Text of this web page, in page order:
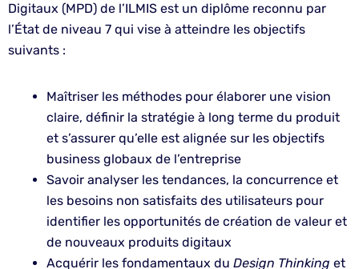
Digitaux (MPD) de l’ILMIS est un diplôme reconnu par
l’État de niveau 7 qui vise à atteindre les objectifs
suivants :
Maîtriser les méthodes pour élaborer une vision
claire, définir la stratégie à long terme du produit
et s’assurer qu’elle est alignée sur les objectifs
business globaux de l’entreprise
Savoir analyser les tendances, la concurrence et
les besoins non satisfaits des utilisateurs pour
identifier les opportunités de création de valeur et
de nouveaux produits digitaux
Acquérir les fondamentaux du Design Thinking et